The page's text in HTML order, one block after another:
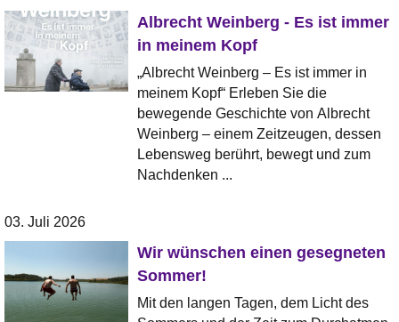
Albrecht Weinberg - Es ist immer
in meinem Kopf
„Albrecht Weinberg – Es ist immer in
meinem Kopf“ Erleben Sie die
bewegende Geschichte von Albrecht
Weinberg – einem Zeitzeugen, dessen
Lebensweg berührt, bewegt und zum
Nachdenken ...
03. Juli 2026
Wir wünschen einen gesegneten
Sommer!
Mit den langen Tagen, dem Licht des